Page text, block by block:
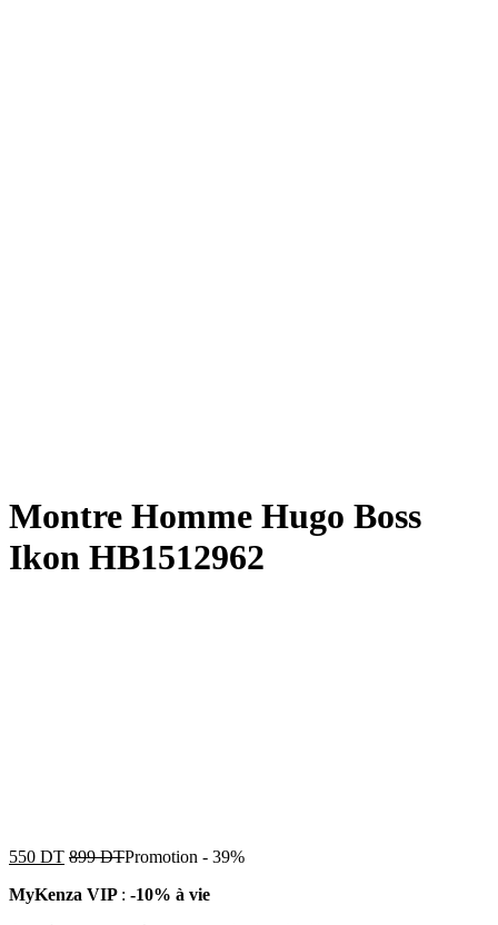
Montre Homme Hugo Boss
Ikon HB1512962
550 DT 899DTPromotion - 39%
MyKenza VIP : -10% à vie